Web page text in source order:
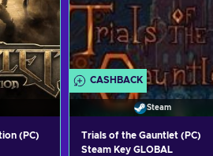
(PC)
CASHBACK
Steam
Trials of the Gauntlet (PC)
Steam Key GLOBAL